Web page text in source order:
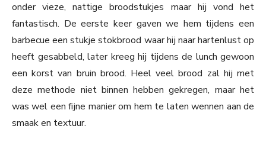
onder vieze, nattige broodstukjes maar hij vond het
fantastisch. De eerste keer gaven we hem tijdens een
barbecue een stukje stokbrood waar hij naar hartenlust op
heeft gesabbeld, later kreeg hij tijdens de lunch gewoon
een korst van bruin brood. Heel veel brood zal hij met
deze methode niet binnen hebben gekregen, maar het
was wel een fijne manier om hem te laten wennen aan de
smaak en textuur.